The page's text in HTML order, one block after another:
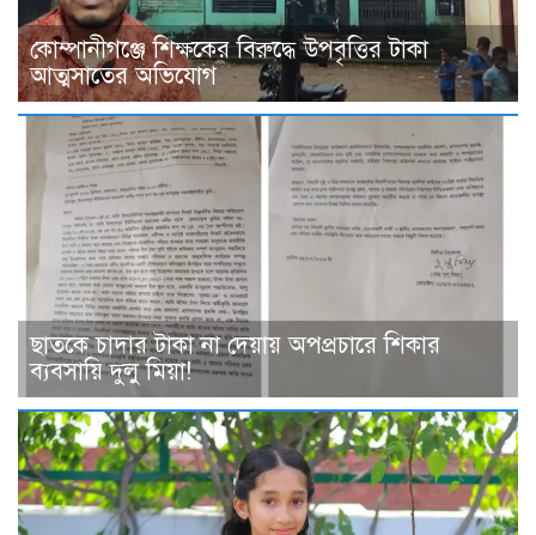
কোম্পানীগঞ্জে শিক্ষকের বিরুদ্ধে উপবৃত্তির টাকা
আত্মসাতের অভিযোগ
ছাত‌কে চাদার টাকা না দেয়ায় অপপ্রচারে শিকার
ব‌্যবসা‌য়ি দুলু‌ মিয়া!